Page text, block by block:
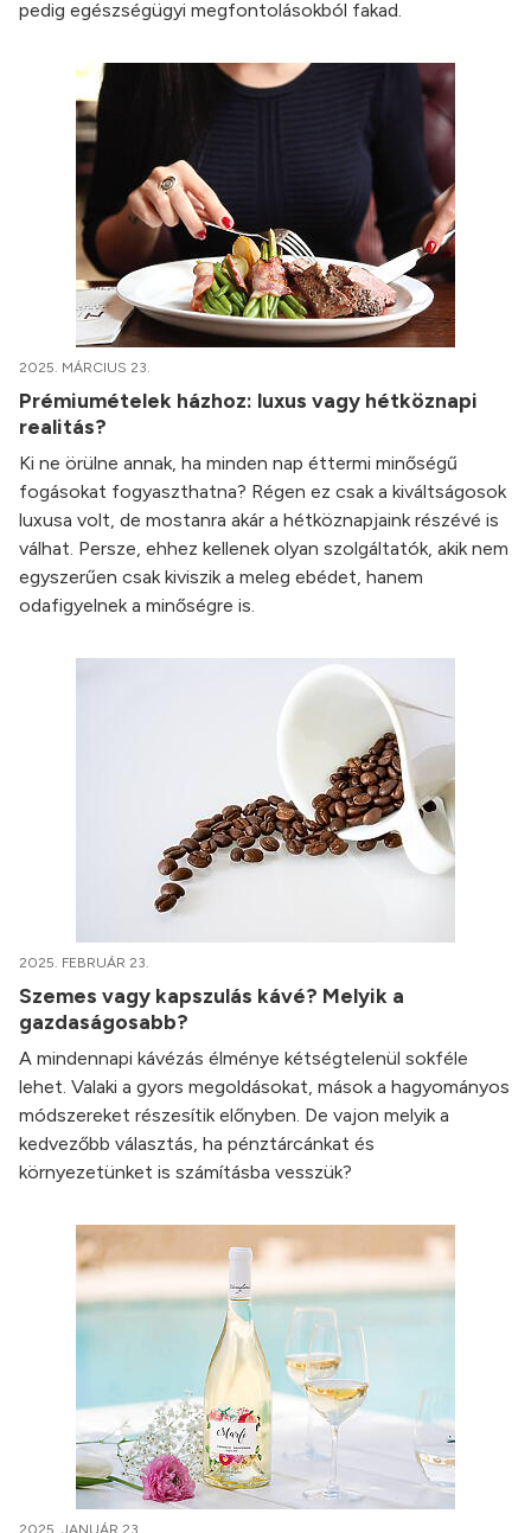
pedig egészségügyi megfontolásokból fakad.
2025. MÁRCIUS 23.
Prémiumételek házhoz: luxus vagy hétköznapi
realitás?
Ki ne örülne annak, ha minden nap éttermi minőségű
fogásokat fogyaszthatna? Régen ez csak a kiváltságosok
luxusa volt, de mostanra akár a hétköznapjaink részévé is
válhat. Persze, ehhez kellenek olyan szolgáltatók, akik nem
egyszerűen csak kiviszik a meleg ebédet, hanem
odafigyelnek a minőségre is.
2025. FEBRUÁR 23.
Szemes vagy kapszulás kávé? Melyik a
gazdaságosabb?
A mindennapi kávézás élménye kétségtelenül sokféle
lehet. Valaki a gyors megoldásokat, mások a hagyományos
módszereket részesítik előnyben. De vajon melyik a
kedvezőbb választás, ha pénztárcánkat és
környezetünket is számításba vesszük?
2025. JANUÁR 23.